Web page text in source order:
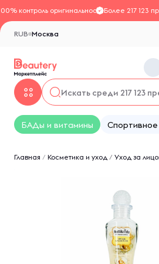
контроль оригинальностиБолее 217 123
Москва
RUB
БАДы и витамины
Главная / Косметика и уход / Уход за